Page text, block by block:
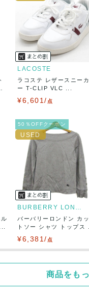
いますので、真贋方法な
品等が発覚しましたら、
ルペイ、銀行振込、
)
送料表を確認する
内
最短で発送致します。
LACOSTE
ラコステ レザースニーカ
ー T-CLIP VLC ...
¥6,601/ 点
50％OFFクーポン
バーバリーロンドン カッ
トソー シャツ トップス
¥6,381/ 点
商品をも